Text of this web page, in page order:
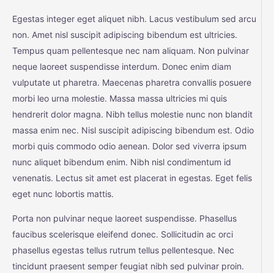
Egestas integer eget aliquet nibh. Lacus vestibulum sed arcu
non. Amet nisl suscipit adipiscing bibendum est ultricies.
Tempus quam pellentesque nec nam aliquam. Non pulvinar
neque laoreet suspendisse interdum. Donec enim diam
vulputate ut pharetra. Maecenas pharetra convallis posuere
morbi leo urna molestie. Massa massa ultricies mi quis
hendrerit dolor magna. Nibh tellus molestie nunc non blandit
massa enim nec. Nisl suscipit adipiscing bibendum est. Odio
morbi quis commodo odio aenean. Dolor sed viverra ipsum
nunc aliquet bibendum enim. Nibh nisl condimentum id
venenatis. Lectus sit amet est placerat in egestas. Eget felis
eget nunc lobortis mattis.
Porta non pulvinar neque laoreet suspendisse. Phasellus
faucibus scelerisque eleifend donec. Sollicitudin ac orci
phasellus egestas tellus rutrum tellus pellentesque. Nec
tincidunt praesent semper feugiat nibh sed pulvinar proin.